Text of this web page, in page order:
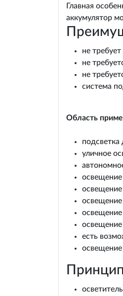
Главная
аккумулятор
не
не
не
система
Область
уличное
освещение
освещение
есть
освещение